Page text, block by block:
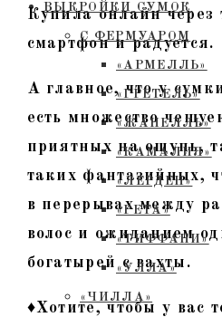
ВЫКРОЙКИ СУМОК
С ФЕРМУАРОМ
«АРМЕЛЛЬ»
«ГРЕТЕЛЬ»
«ЖАНЕЛЛЬ»
«КАМАЛИЯ»
«ЛЕРДЕН»
«РЕТА»
«ТИФФАНИ»
«УЛЛА»
«ЧИЛЛА»
Купила онлайн через
смартфон и радуется.
А главное, что у
есть множество
приятных на ощупь,
таких фантазийных,
в перерывах между
волос и ожиданием
богатырей с вахты.
♦Хотите, чтобы у вас